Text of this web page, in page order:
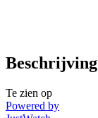
Beschrijving
Te zien op
Powered by